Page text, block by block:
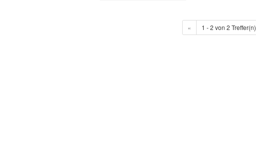
« 1 - 2 von 2 Treffer(n)